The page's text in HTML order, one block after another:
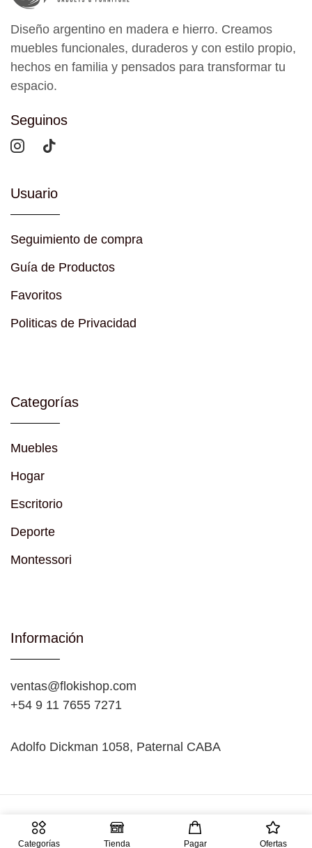
Categorías Tienda Pagar Ofertas
Diseño argentino en madera e hierro. Creamos
muebles funcionales, duraderos y con estilo propio,
hechos en familia y pensados para transformar tu
espacio.
Seguinos
Usuario
Seguimiento de compra
Guía de Productos
Favoritos
Politicas de Privacidad
Categorías
Muebles
Hogar
Escritorio
Deporte
Montessori
Información
ventas@flokishop.com
+54 9 11 7655 7271
Adolfo Dickman 1058, Paternal CABA
Copyright © 2026 FLOKISHOP. Created by Teems Agency